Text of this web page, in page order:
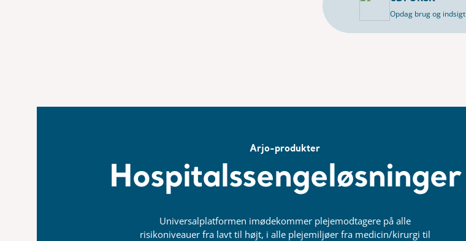
Opdag brug og indsigt
Arjo-produkter
Hospitalssengeløsninger
Universalplatformen imødekommer plejemodtagere på alle
risikoniveauer fra lavt til højt, i alle plejemiljøer fra medicin/kirurgi til